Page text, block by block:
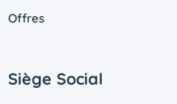
Offres
Siège Social